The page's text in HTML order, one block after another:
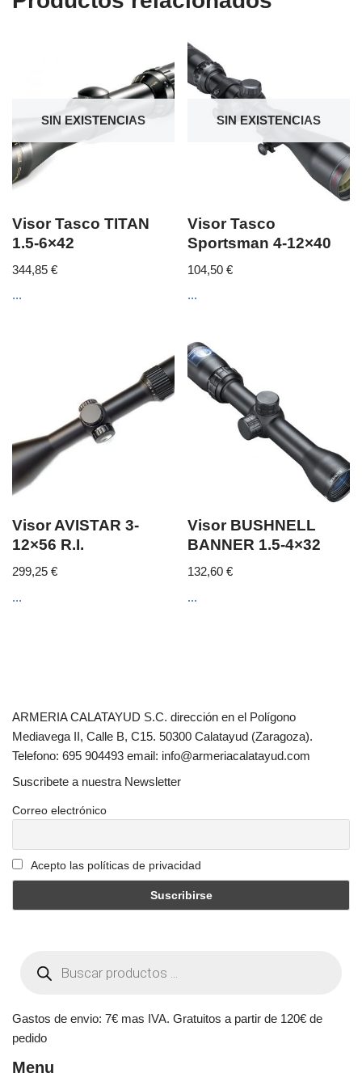
SIN EXISTENCIAS
Visor Tasco TITAN
1.5-6×42
344,85 €
...
SIN EXISTENCIAS
Visor Tasco
Sportsman 4-12×40
104,50€
...
Visor AVISTAR 3-
12×56 R.I.
299,25 €
...
Visor BUSHNELL
BANNER 1.5-4×32
132,60€
...
ARMERIA CALATAYUD S.C. dirección en el Polígono
Mediavega II, Calle B, C15. 50300 Calatayud (Zaragoza).
Telefono: 695 904493 email: info@armeriacalatayud.com
Suscribete a nuestra Newsletter
Correo electrónico
Acepto las políticas de privacidad
Gastos de envio: 7€ mas IVA. Gratuitos a partir de 120€ de
pedido
Menu